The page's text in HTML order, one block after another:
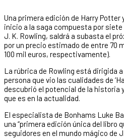
Una primera edición de Harry Potter
inicio a la saga compuesta por
J. K. Rowling, saldrá a subasta el
por un precio estimado de entre 70
100 mil euros, respectivamente).
La rúbrica de Rowling está dirigida
persona que vio las cualidades de
descubrió el potencial de la historia
que es en la actualidad.
El especialista de Bonhams Luke
una “primera edición única del libro
seguidores en el mundo mágico de